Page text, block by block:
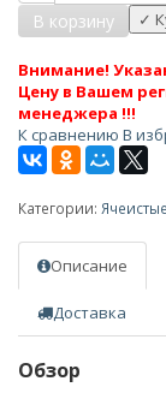
В корзину
Внимание!
Цену в Вашем
менеджера !!!
К сравнению В
Категории:
Описание
Доставка
Обзор